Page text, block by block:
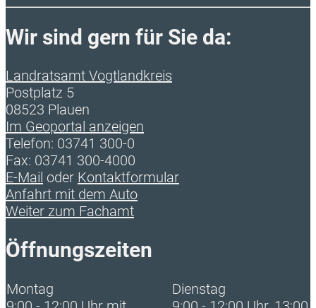
Wir sind gern für Sie da:
Landratsamt Vogtlandkreis
Postplatz 5
08523 Plauen
Im Geoportal anzeigen
Telefon: 03741 300-0
Fax: 03741 300-4000
E-Mail oder Kontaktformular
Anfahrt mit dem Auto
Weiter zum Fachamt
Öffnungszeiten
Montag
Dienstag